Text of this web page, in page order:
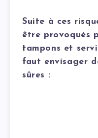
Suite à ces
être provoqués
tampons et
faut envisager
sûres :